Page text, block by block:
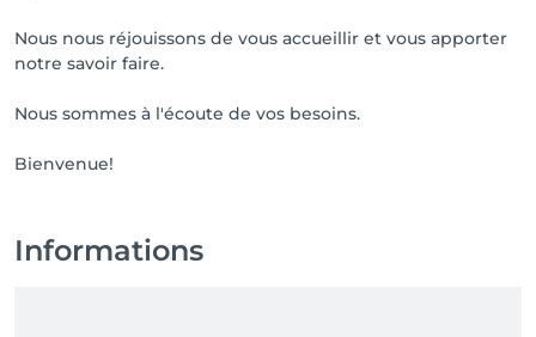
Nous nous réjouissons de vous accueillir et vous apporter
notre savoir faire.
Nous sommes à l'écoute de vos besoins.
Bienvenue!
Informations